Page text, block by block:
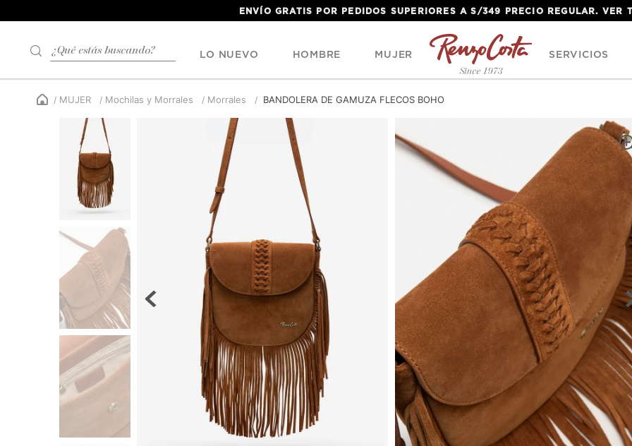
ENVÍO GRATIS POR PEDIDOS SUPERIORES A S/349 PRECIO REGULAR. VER
LO NUEVO HOMBRE MUJER SERVICIOS
MUJER Mochilas y Morrales Morrales BANDOLERA DE GAMUZA FLECOS BOHO